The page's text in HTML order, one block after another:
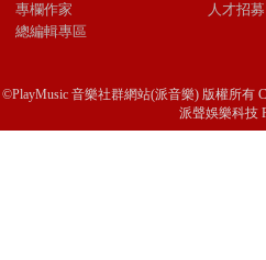
專欄作家
總編輯專區
人才招募
©PlayMusic 音樂社群網站(派音樂) 版權所有
派聲娛樂科技